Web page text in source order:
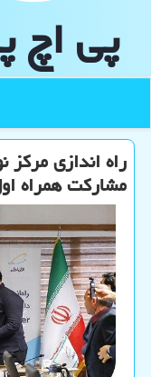
پی اچ
راه اندازی
مشارکت همراه